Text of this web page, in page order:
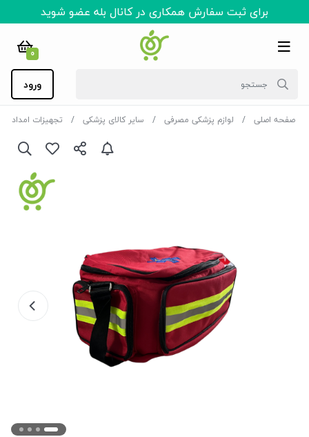
برای ثبت سفارش همکاری در کانال بله عضو شوید
0
ورود
صفحه اصلی لوازم پزشکی مصرفی سایر کالای پزشکی تجهیزات امداد